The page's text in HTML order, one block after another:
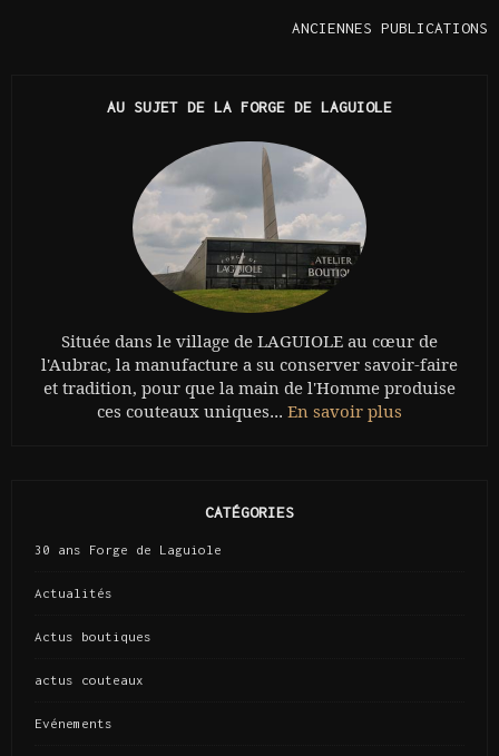
ANCIENNES PUBLICATIONS
AU SUJET DE LA FORGE DE LAGUIOLE
Située dans le village de LAGUIOLE au cœur de
l'Aubrac, la manufacture a su conserver savoir-faire
et tradition, pour que la main de l'Homme produise
ces couteaux uniques... En savoir plus
CATÉGORIES
30 ans Forge de Laguiole
Actualités
Actus boutiques
actus couteaux
Evénements